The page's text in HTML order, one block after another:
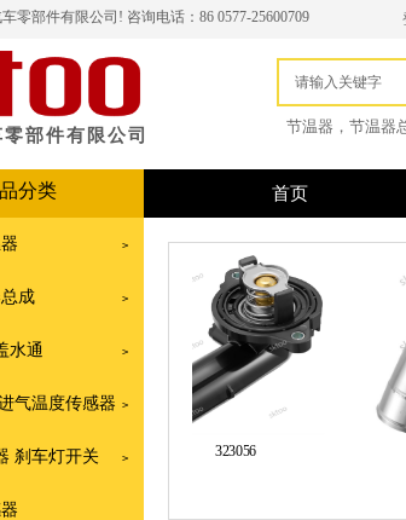
零部件有限公司! 咨询电话：86 0577-25600709
部件有限公司 节温器，节温器
分类
>
成 >
水通 >
气温度传感器 >
刹车灯开关 >
首页
301 323056